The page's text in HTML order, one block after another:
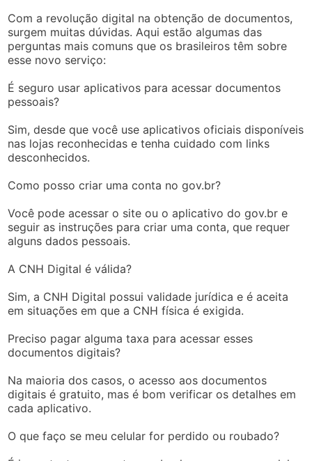
Com a revolução digital na obtenção de documentos,
surgem muitas dúvidas. Aqui estão algumas das
perguntas mais comuns que os brasileiros têm sobre
esse novo serviço:
É seguro usar aplicativos para acessar documentos
pessoais?
Sim, desde que você use aplicativos oficiais disponíveis
nas lojas reconhecidas e tenha cuidado com links
desconhecidos.
Como posso criar uma conta no gov.br?
Você pode acessar o site ou o aplicativo do gov.br e
seguir as instruções para criar uma conta, que requer
alguns dados pessoais.
A CNH Digital é válida?
Sim, a CNH Digital possui validade jurídica e é aceita
em situações em que a CNH física é exigida.
Preciso pagar alguma taxa para acessar esses
documentos digitais?
Na maioria dos casos, o acesso aos documentos
digitais é gratuito, mas é bom verificar os detalhes em
cada aplicativo.
O que faço se meu celular for perdido ou roubado?